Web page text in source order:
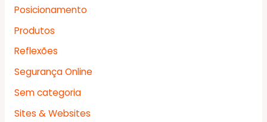
Posicionamento
Produtos
Reflexões
Segurança Online
Sem categoria
Sites & Websites